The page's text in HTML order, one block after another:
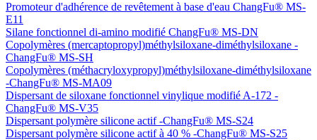
Promoteur d'adhérence de revêtement à base d'eau ChangFu® MS-
E11
Silane fonctionnel di-amino modifié ChangFu® MS-DN
Copolymères (mercaptopropyl)méthylsiloxane-diméthylsiloxane -
ChangFu® MS-SH
Copolymères (méthacryloxypropyl)méthylsiloxane-diméthylsiloxane
-ChangFu® MS-MA09
Dispersant de siloxane fonctionnel vinylique modifié A-172 -
ChangFu® MS-V35
Dispersant polymère silicone actif -ChangFu® MS-S24
Dispersant polymère silicone actif à 40 % -ChangFu® MS-S25